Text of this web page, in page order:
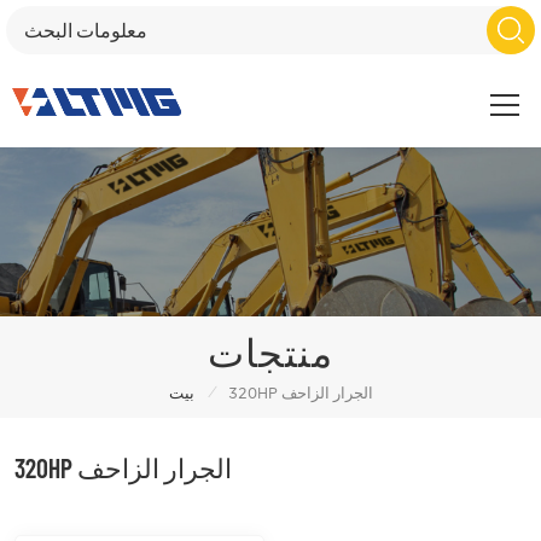
منتجات
بيت / 320HP الجرار الزاحف
320HP الجرار الزاحف